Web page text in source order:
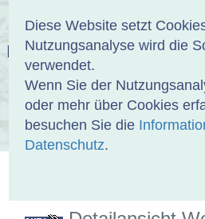
Diese Website setzt
Nutzungsanalyse wird die
verwendet.
Wenn Sie der
oder mehr über Cookies
besuchen Sie die
Datenschutz.
EINBANDDATENBANK
ÜBER UNS SAMMLUNGEN